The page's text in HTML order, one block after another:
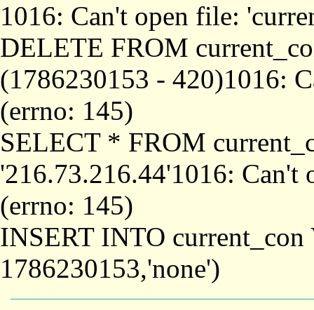
1016: Can't open file:
DELETE FROM
(1786230153 - 420)1016:
(errno: 145)
SELECT * FROM
'216.73.216.44'1016:
(errno: 145)
INSERT INTO
1786230153,'none')